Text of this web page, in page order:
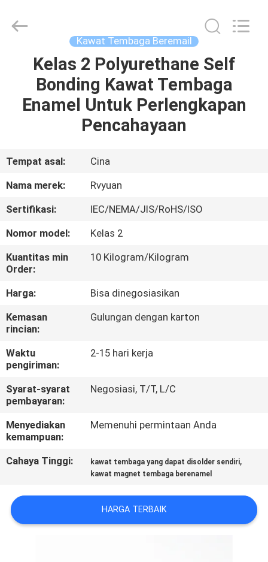
RUMAH
PRODUK
TENTANG
WISATA
PABRIK
KONTROL
KUALITAS
HUBUNGI
KAMI
BERITA
REQUEST
SUATU
SITEMAP
Material
Co,.Ltd.
Kawat Tembaga Beremail
Kelas 2 Polyurethane Self
Bonding Kawat Tembaga
Enamel Untuk Perlengkapan
Pencahayaan
Tempat asal:
Cina
Nama merek:
Rvyuan
Sertifikasi:
IEC/NEMA/JIS/RoHS/ISO
Nomor model:
Kelas 2
Kuantitas min
Order:
10 Kilogram/Kilogram
Harga:
Bisa dinegosiasikan
Kemasan
rincian:
Gulungan dengan karton
Waktu
pengiriman:
2-15 hari kerja
Syarat-syarat
pembayaran:
Negosiasi, T/T, L/C
Menyediakan
kemampuan:
Memenuhi permintaan Anda
Cahaya Tinggi: kawat tembaga yang dapat disolder sendiri,
kawat magnet tembaga berenamel
HARGA TERBAIK